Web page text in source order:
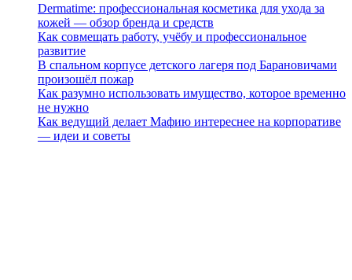
Dermatime: профессиональная косметика для ухода за
кожей — обзор бренда и средств
Как совмещать работу, учёбу и профессиональное
развитие
В спальном корпусе детского лагеря под Барановичами
произошёл пожар
Как разумно использовать имущество, которое временно
не нужно
Как ведущий делает Мафию интереснее на корпоративе
— идеи и советы